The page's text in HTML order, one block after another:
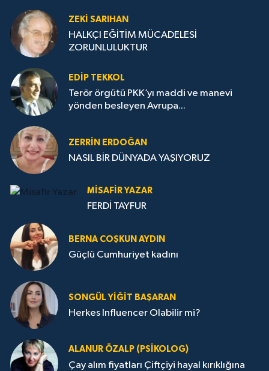
ZEKI SARIHAN
HALKÇI EĞİTİM MÜCADELESİ
ZORUNLULUKTUR
EDIP TEKKOL
Terör örgütü PKK’yı maddi ve manevi
yönden besleyen Avrupa...
ZERRIN ERDOĞAN
NASIL BİR DÜNYADA YAŞIYORUZ
MISAFIR YAZAR
FERDİ TAYFUR
BERNA COŞKUN AYDIN
Güçlü Cumhuriyet kadını
SONGÜL YIĞIT BAŞARAN
Herkes Influencer Olabilir mi?
ALANUR ÖZALP (PSIKOLOG)
Çay alım fiyatları Çiftçiyi hayal kırıklığına